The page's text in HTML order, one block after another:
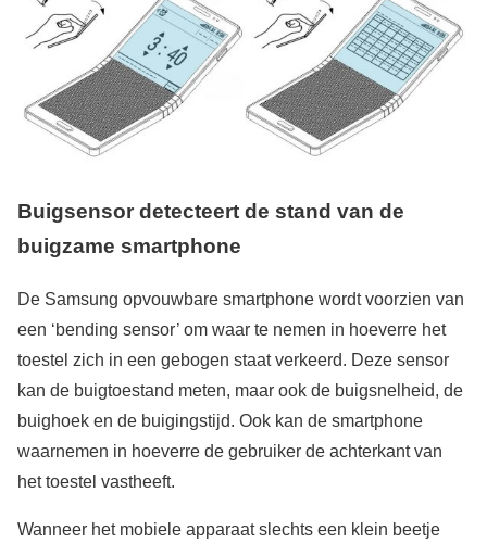
Buigsensor detecteert de stand van de
buigzame smartphone
De Samsung opvouwbare smartphone wordt voorzien van
een ‘bending sensor’ om waar te nemen in hoeverre het
toestel zich in een gebogen staat verkeerd. Deze sensor
kan de buigtoestand meten, maar ook de buigsnelheid, de
buighoek en de buigingstijd. Ook kan de smartphone
waarnemen in hoeverre de gebruiker de achterkant van
het toestel vastheeft.
Wanneer het mobiele apparaat slechts een klein beetje